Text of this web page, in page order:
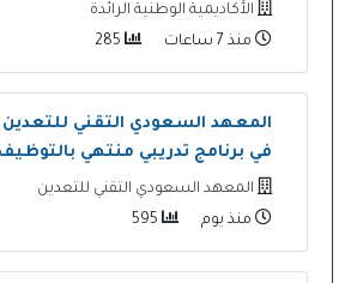
الأكاديمية الوطنية الرائدة
منذ 7 ساعات
المعهد السعودي التقني للتعدين
في برنامج تدريبي منتهي بالتوظيف
المعهد السعودي التقني للتعدين
منذ يوم